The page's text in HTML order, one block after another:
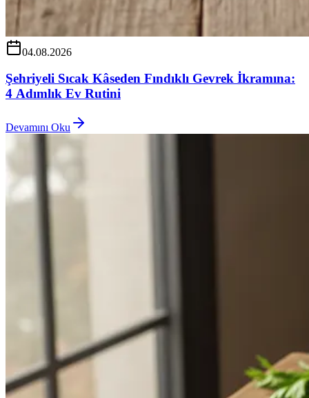
04.08.2026
Şehriyeli Sıcak Kâseden Fındıklı Gevrek İkramına:
4 Adımlık Ev Rutini
Devamını Oku